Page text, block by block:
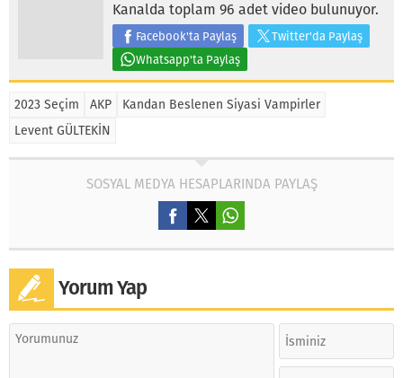
Kanalda toplam 96 adet video bulunuyor.
Facebook'ta Paylaş
Twitter'da Paylaş
Whatsapp'ta Paylaş
2023 Seçim AKP
Kandan Beslenen Siyasi Vampirler
Levent GÜLTEKİN
SOSYAL MEDYA HESAPLARINDA PAYLAŞ
Yorum Yap